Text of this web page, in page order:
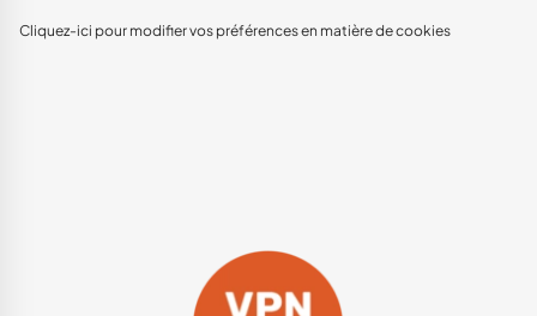
Cliquez-ici pour modifier vos préférences en matière de cookies